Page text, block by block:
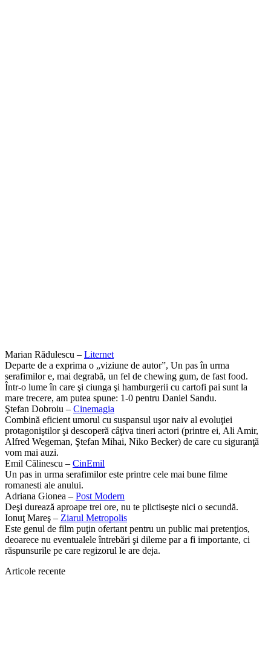
Marian Rădulescu – Liternet
Departe de a exprima o „viziune de autor”, Un pas în urma
serafimilor e, mai degrabă, un fel de chewing gum, de fast food.
Într-o lume în care şi ciunga şi hamburgerii cu cartofi pai sunt la
mare trecere, am putea spune: 1-0 pentru Daniel Sandu.
Ştefan Dobroiu – Cinemagia
Combină eficient umorul cu suspansul uşor naiv al evoluţiei
protagoniştilor şi descoperă câţiva tineri actori (printre ei, Ali Amir,
Alfred Wegeman, Ştefan Mihai, Niko Becker) de care cu siguranţă
vom mai auzi.
Emil Călinescu – CinEmil
Un pas in urma serafimilor este printre cele mai bune filme
romanesti ale anului.
Adriana Gionea – Post Modern
Deşi durează aproape trei ore, nu te plictiseşte nici o secundă.
Ionuţ Mareş – Ziarul Metropolis
Este genul de film puţin ofertant pentru un public mai pretenţios,
deoarece nu eventualele întrebări şi dileme par a fi importante, ci
răspunsurile pe care regizorul le are deja.
Articole recente